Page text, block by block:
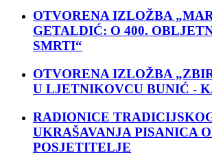
OTVORENA IZLOŽBA
GETALDIĆ: O 400.
SMRTI“
OTVORENA IZLOŽBA
U LJETNIKOVCU BUNIĆ -
RADIONICE
UKRAŠAVANJA PISANICA
POSJETITELJE